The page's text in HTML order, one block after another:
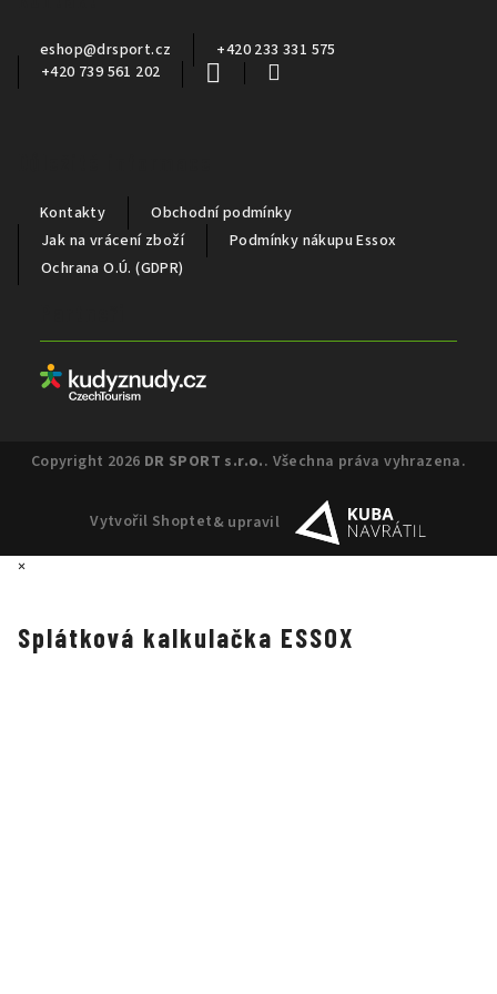
eshop@drsport.cz
+420 233 331 575
+420 739 561 202
Kontakty
Obchodní podmínky
Jak na vrácení zboží
Podmínky nákupu Essox
Ochrana O.Ú. (GDPR)
Copyright 2026 DR SPORT s.r.o.. Všechna práva vyhrazena.
Vytvořil Shoptet& upravil
×
Splátková kalkulačka ESSOX